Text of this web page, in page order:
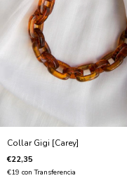
Collar Gigi [Carey]
€22,35
€19 con Transferencia